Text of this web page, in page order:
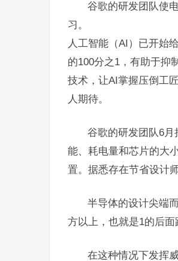
谷歌的研发团队使
习。
人工智能（AI）已开始
的100分之1，有助于抑
技术，让AI掌握压倒工
人期待。
谷歌的研发团队6
能、耗电量和芯片的大
置。据悉存在节省设计
半导体的设计尖端
方以上，也就是1的后面
在这种情况下发挥